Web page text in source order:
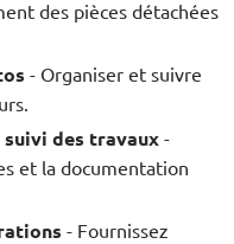
des pièces détachées
- Organiser et suivre
des travaux-
et la documentation
- Fournissez